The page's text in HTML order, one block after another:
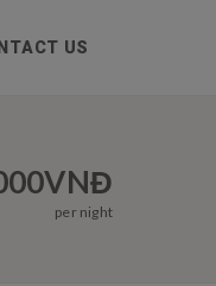
US
VNĐ
per night